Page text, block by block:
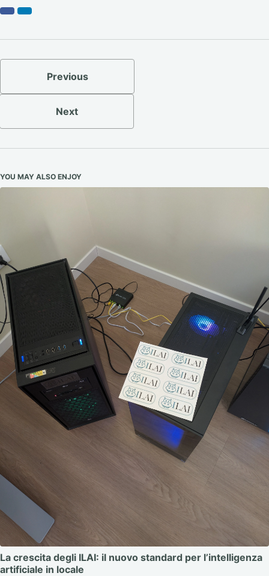
FacebookLinkedIn
Previous
Next
YOU MAY ALSO ENJOY
La crescita degli ILAI: il nuovo standard per l’intelligenza
artificiale in locale